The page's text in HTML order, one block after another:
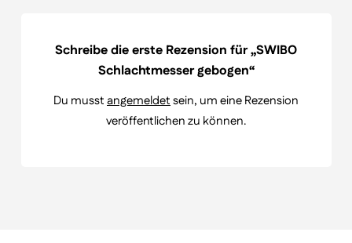
Schreibe die erste Rezension für „SWIBO
Schlachtmesser gebogen“
Du musstangemeldetsein, um eine Rezension
veröffentlichen zu können.